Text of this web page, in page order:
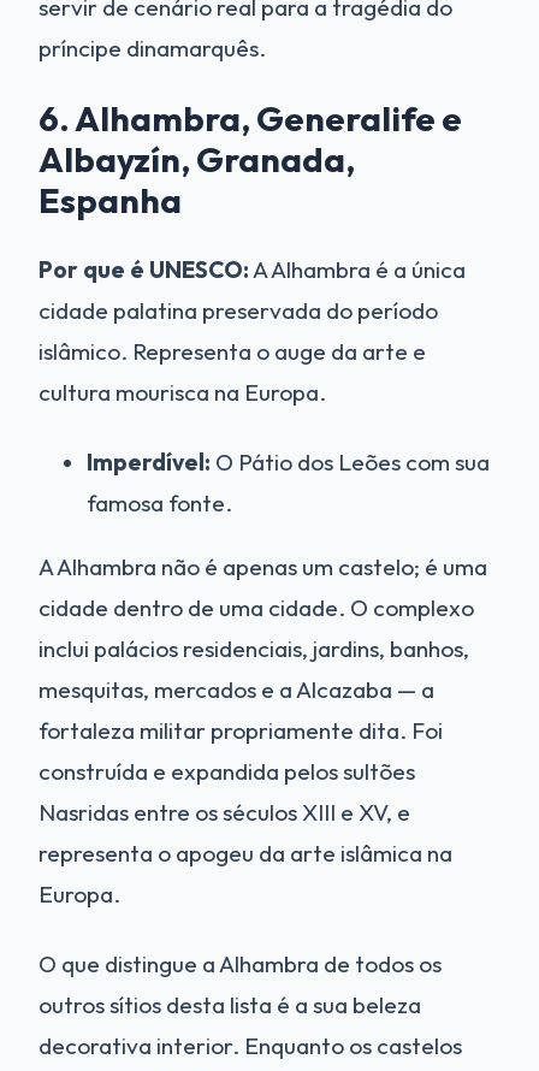
servir de cenário real para a tragédia do
príncipe dinamarquês.
6. Alhambra, Generalife e
Albayzín, Granada,
Espanha
Por que é UNESCO:A Alhambra é a única
cidade palatina preservada do período
islâmico. Representa o auge da arte e
cultura mourisca na Europa.
Imperdível: O Pátio dos Leões com sua
famosa fonte.
A Alhambra não é apenas um castelo; é uma
cidade dentro de uma cidade. O complexo
inclui palácios residenciais, jardins, banhos,
mesquitas, mercados e a Alcazaba — a
fortaleza militar propriamente dita. Foi
construída e expandida pelos sultões
Nasridas entre os séculos XIII e XV, e
representa o apogeu da arte islâmica na
Europa.
O que distingue a Alhambra de todos os
outros sítios desta lista é a sua beleza
decorativa interior. Enquanto os castelos